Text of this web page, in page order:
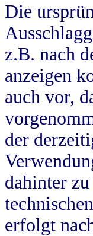
Die
z.B. nach
anzeigen
auch vor,
der
dahinter
erfolgt